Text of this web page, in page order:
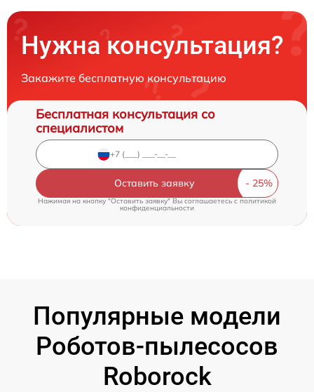
Нужна консультация?
Закажите бесплатную консультацию
Бесплатная консультация со
специалистом
Оставить заявку
Нажимая на кнопку "Оставить заявку" Вы соглашаетесь cполитикой
конфиденциальности
Популярные модели
Роботов-пылесосов
Roborock